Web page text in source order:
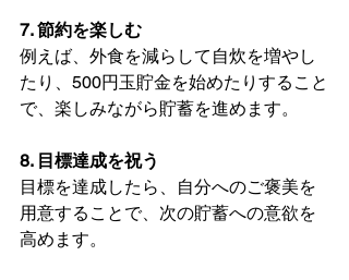
7. 節約を楽しむ
例えば、外食を減らして自炊を増やし
たり、500円玉貯金を始めたりすること
で、楽しみながら貯蓄を進めます。
8. 目標達成を祝う
目標を達成したら、自分へのご褒美を
用意することで、次の貯蓄への意欲を
高めます。